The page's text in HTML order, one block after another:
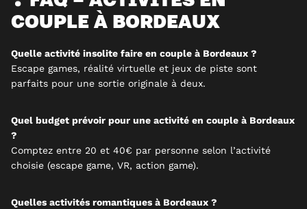
COUPLE À BORDEAUX
Quelle activité insolite faire en couple à Bordeaux ?
Escape games, réalité virtuelle et jeux de piste sont
parfaits pour une sortie originale à deux.
Quel budget prévoir pour une activité en couple à Bordeaux
?
Comptez entre 20 et 40€ par personne selon l’activité
choisie (escape game, VR, action game).
Quelles activités romantiques à Bordeaux ?